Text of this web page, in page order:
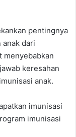
pentingnya
dari
menyebabkan
keresahan
anak.
imunisasi
imunisasi